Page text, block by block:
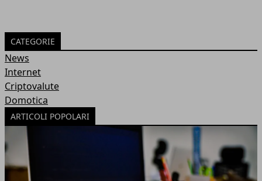
CATEGORIE
News
Internet
Criptovalute
Domotica
ARTICOLI POPOLARI